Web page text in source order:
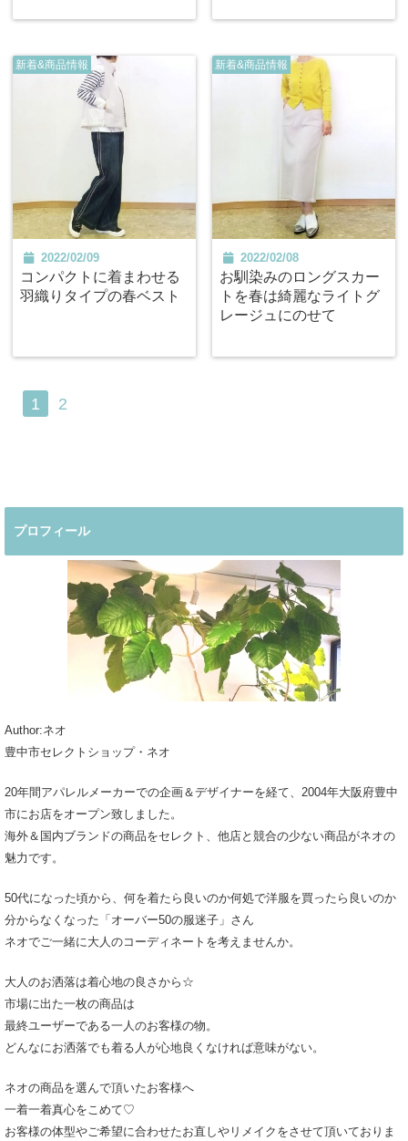
新着&商品情報
2022/02/09
コンパクトに着まわせる
羽織りタイプの春ベスト
新着&商品情報
2022/02/08
お馴染みのロングスカー
トを春は綺麗なライトグ
レージュにのせて
1 2
プロフィール
Author:ネオ
豊中市セレクトショップ・ネオ
20年間アパレルメーカーでの企画＆デザイナーを経て、2004年大阪府豊中
市にお店をオープン致しました。
海外＆国内ブランドの商品をセレクト、他店と競合の少ない商品がネオの
魅力です。
50代になった頃から、何を着たら良いのか何処で洋服を買ったら良いのか
分からなくなった「オーバー50の服迷子」さん
ネオでご一緒に大人のコーディネートを考えませんか。
大人のお洒落は着心地の良さから☆
市場に出た一枚の商品は
最終ユーザーである一人のお客様の物。
どんなにお洒落でも着る人が心地良くなければ意味がない。
ネオの商品を選んで頂いたお客様へ
一着一着真心をこめて♡
お客様の体型やご希望に合わせたお直しやリメイクをさせて頂いておりま